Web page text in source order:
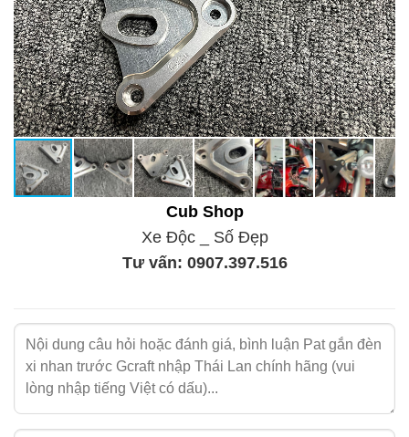
Cub Shop
Xe Độc _ Số Đẹp
Tư vấn: 0907.397.516